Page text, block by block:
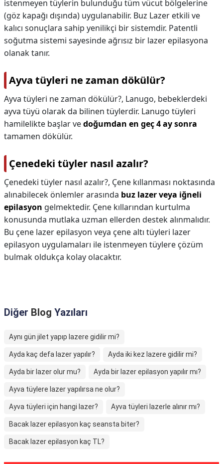
istenmeyen tüylerin bulunduğu tüm vücut bölgelerine
(göz kapağı dışında) uygulanabilir. Buz Lazer etkili ve
kalıcı sonuçlara sahip yenilikçi bir sistemdir. Patentli
soğutma sistemi sayesinde ağrısız bir lazer epilasyona
olanak tanır.
Ayva tüyleri ne zaman dökülür?
Ayva tüyleri ne zaman dökülür?, Lanugo, bebeklerdeki
ayva tüyü olarak da bilinen tüylerdir. Lanugo tüyleri
hamilelikte başlar vedoğumdan en geç 4 ay sonra
tamamen dökülür.
Çenedeki tüyler nasıl azalır?
Çenedeki tüyler nasıl azalır?, Çene kıllanması noktasında
alınabilecek önlemler arasında buz lazer veya iğneli
epilasyon gelmektedir. Çene kıllarından kurtulma
konusunda mutlaka uzman ellerden destek alınmalıdır.
Bu çene lazer epilasyon veya çene altı tüyleri lazer
epilasyon uygulamaları ile istenmeyen tüylere çözüm
bulmak oldukça kolay olacaktır.
Diğer Blog Yazıları
Aynı gün jilet yapıp lazere gidilir mi?
Ayda kaç defa lazer yapılır? Ayda iki kez lazere gidilir mi?
Ayda bir lazer olur mu? Ayda bir lazer epilasyon yapılır mı?
Ayva tüylere lazer yapılırsa ne olur?
Ayva tüyleri için hangi lazer? Ayva tüyleri lazerle alınır mı?
Bacak lazer epilasyon kaç seansta biter?
Bacak lazer epilasyon kaç TL?